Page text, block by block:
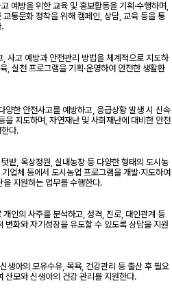
예방을 위한 교육 및 홍보활동을 기획·수행하며,
통문화 정착을 위해 캠페인, 상담, 교육 등을 통
사고 예방과 안전관리 방법을 체계적으로 지도하
, 실천 프로그램을 기획·운영하여 안전한 생활환
양한 안전사고를 예방하고, 응급상황 발생 시 신속
을 지도하며, 자연재난 및 사회재난에 대비한 안전
다.
밭, 옥상정원, 실내농장 등 다양한 형태의 도시농
업체 등에서 도시농업 프로그램을 개발·지도하여
지원하는 업무를 수행한다.
인의 사주를 분석하고, 성격, 진로, 대인관계 등
변화와 자기성장을 유도할 수 있도록 상담을 지원
생아의 모유수유, 목욕, 건강관리 등 출산 후 필요
산모와 신생아의 건강 관리를 지원한다.